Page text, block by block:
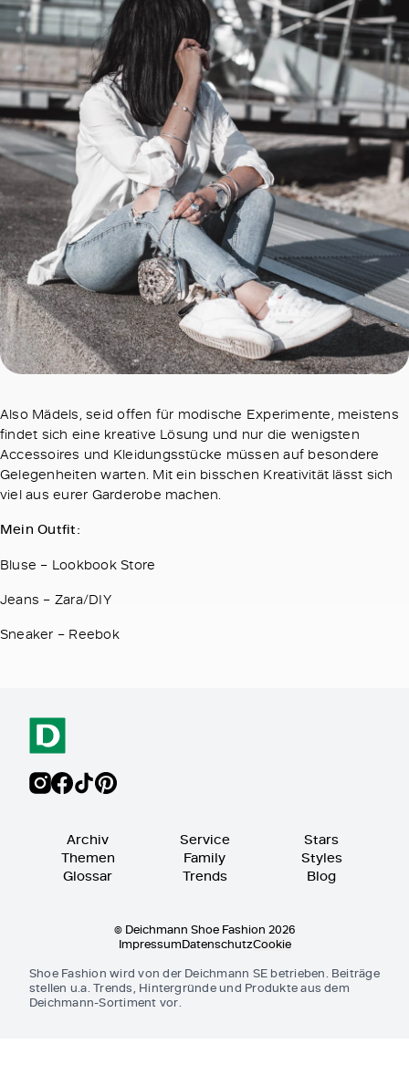
Also Mädels, seid offen für modische Experimente, meistens
findet sich eine kreative Lösung und nur die wenigsten
Accessoires und Kleidungsstücke müssen auf besondere
Gelegenheiten warten. Mit ein bisschen Kreativität lässt sich
viel aus eurer Garderobe machen.
Mein Outfit:
Bluse – Lookbook Store
Jeans – Zara/DIY
Sneaker – Reebok
Archiv
Themen
Glossar
Service
Family
Trends
Stars
Styles
Blog
© Deichmann Shoe Fashion 2026
ImpressumDatenschutzCookie
Shoe Fashion wird von der Deichmann SE betrieben. Beiträge
stellen u.a. Trends, Hintergründe und Produkte aus dem
Deichmann-Sortiment vor.